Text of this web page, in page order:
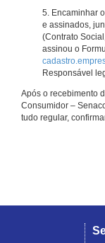
5. Encaminhar
e assinados,
(Contrato
assinou o
Responsável
Após o recebimento
Consumidor –
tudo regular,